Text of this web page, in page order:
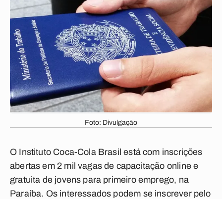
Foto: Divulgação
O Instituto Coca-Cola Brasil está com inscrições
abertas em 2 mil vagas de capacitação online e
gratuita de jovens para primeiro emprego, na
Paraíba. Os interessados podem se inscrever pelo